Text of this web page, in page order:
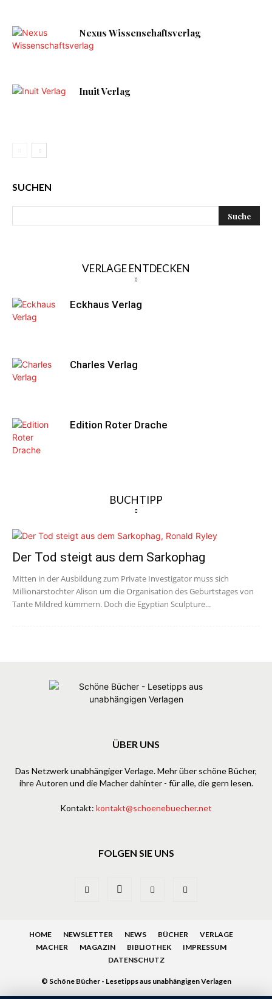
Nexus Wissenschaftsverlag
Inuit Verlag
SUCHEN
VERLAGE ENTDECKEN
Eckhaus Verlag
Charles Verlag
Edition Roter Drache
BUCHTIPP
Der Tod steigt aus dem Sarkophag
Mitten in der Ausbildung zum Private Investigator muss sich
Millionärstochter Alison um die Organisation des Geburtstages von
Tante Mildred kümmern. Doch die Egyptian Sculpture...
ÜBER UNS
Das Netzwerk unabhängiger Verlage. Mehr über schöne Bücher,
ihre Autoren und die Macher dahinter - für alle, die gern lesen.
Kontakt: kontakt@schoenebuecher.net
FOLGEN SIE UNS
HOME NEWSLETTER NEWS BÜCHER
VERLAGE
MACHER
MAGAZIN BIBLIOTHEK
IMPRESSUM
DATENSCHUTZ
© Schöne Bücher - Lesetipps aus unabhängigen Verlagen